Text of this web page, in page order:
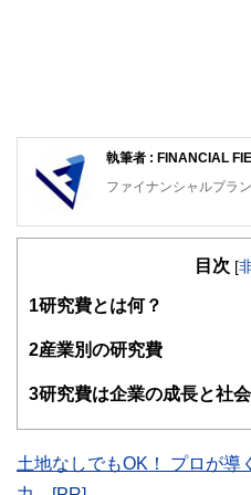
執筆者 : FINANCIAL
ファイナンシャルプラ
FinancialField編集部は
知識がない方でも理解
得者を中心に「お金や
験者で構成され、企画
ドバイザー、DCプラン
目次 [
1 研究費とは何？
2産業別の研究費
3研究費は企業の成長と社
土地なしでもOK！ プロが導